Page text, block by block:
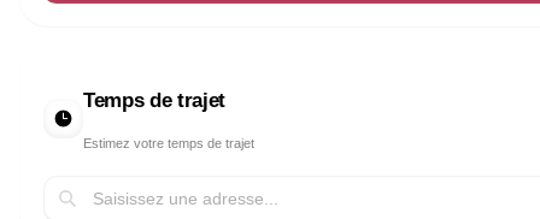
Temps de trajet
Estimez votre temps de trajet